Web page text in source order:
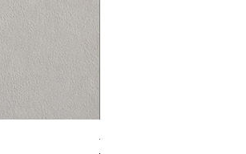
fulana de tal